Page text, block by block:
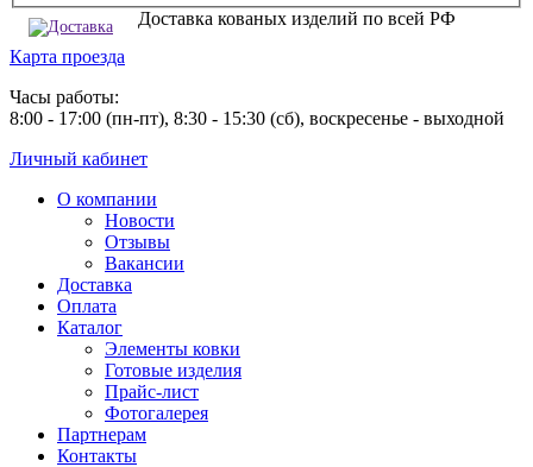
Доставка кованых изделий по всей РФ
Карта проезда
Часы работы:
8:00 - 17:00 (пн-пт), 8:30 - 15:30 (сб), воскресенье - выходной
Личный кабинет
О компании
Новости
Отзывы
Вакансии
Доставка
Оплата
Каталог
Элементы ковки
Готовые изделия
Прайс-лист
Фотогалерея
Партнерам
Контакты